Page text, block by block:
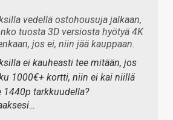
vedellä ostohousuja jalkaan,
tuosta 3D versiosta hyötyä 4K
jos ei, niin jää kauppaan.
ei kauheasti tee mitään, jos
1000€+ kortti, niin ei kai niillä
1440p tarkkuudella?